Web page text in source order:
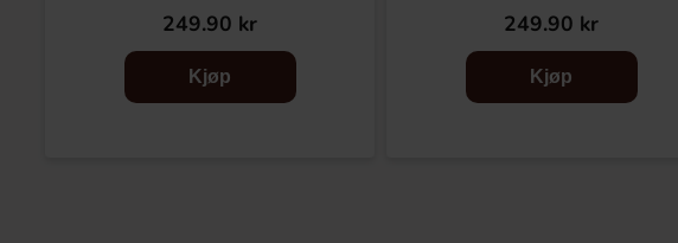
249.90 kr
Kjøp
249.90 kr
Kjøp